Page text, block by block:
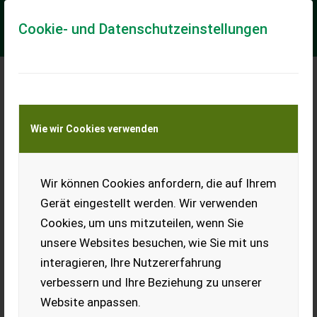
Cookie- und Datenschutzeinstellungen
Wie wir Cookies verwenden
Wir können Cookies anfordern, die auf Ihrem
Gerät eingestellt werden. Wir verwenden
Cookies, um uns mitzuteilen, wenn Sie
unsere Websites besuchen, wie Sie mit uns
interagieren, Ihre Nutzererfahrung
verbessern und Ihre Beziehung zu unserer
Website anpassen.
Meine Transportkostenanfrage
Transport von Land- und Baumaschinen –
KEINE Tiertransporte
Toyota Hilux 3.0l Bj.
2009
Verkaufe Toyota Hilux 3.0l
mit 280.000 km. Bj. 2009.
Pickerl ist neu, Unterboden
ist komplett konserviert. Bei Fragen bitte melden.
EUR 0